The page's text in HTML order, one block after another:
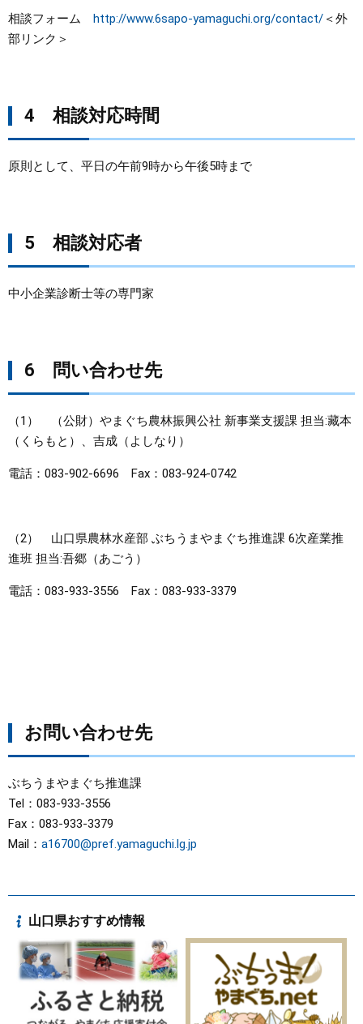
相談フォーム http://www.6sapo-yamaguchi.org/contact/ ＜外
部リンク＞
4 相談対応時間
原則として、平日の午前9時から午後5時まで
5 相談対応者
中小企業診断士等の専門家
6 問い合わせ先
（1） （公財）やまぐち農林振興公社 新事業支援課 担当:藏本
（くらもと）、吉成（よしなり）
電話：083-902-6696 Fax：083-924-0742
（2） 山口県農林水産部 ぶちうまやまぐち推進課 6次産業推
進班 担当:吾郷（あごう）
電話：083-933-3556 Fax：083-933-3379
お問い合わせ先
ぶちうまやまぐち推進課
Tel：083-933-3556
Fax：083-933-3379
Mail： a16700@pref.yamaguchi.lg.jp
山口県おすすめ情報